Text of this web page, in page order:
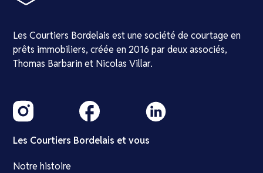
Les Courtiers Bordelais est une société de courtage en
prêts immobiliers, créée en 2016 par deux associés,
Thomas Barbarin et Nicolas Villar.
Les Courtiers Bordelais et vous
Notre histoire